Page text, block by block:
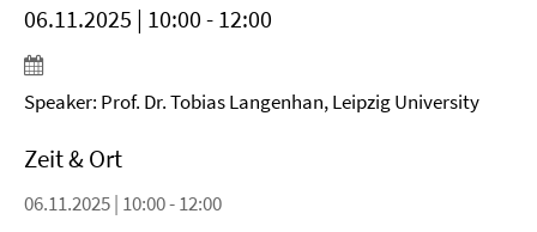
06.11.2025 | 10:00 - 12:00
Speaker: Prof. Dr. Tobias Langenhan, Leipzig University
Zeit & Ort
06.11.2025 | 10:00 - 12:00